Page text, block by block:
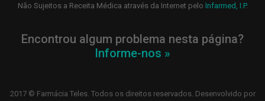
Não Sujeitos a Receita Médica através da Internet pelo Infarmed, I.P.
Encontrou algum problema nesta página?
Informe-nos »
2017 © Farmácia Teles. Todos os direitos reservados. Desenvolvido por